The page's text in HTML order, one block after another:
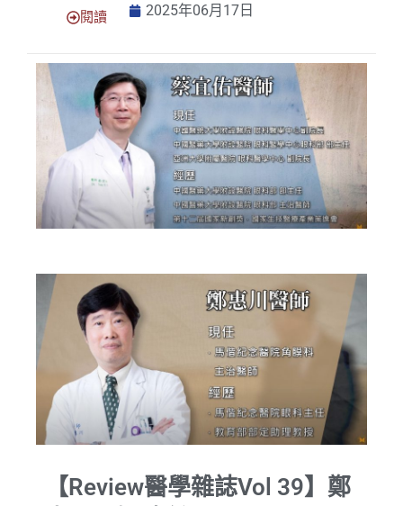
閱讀 2025年06月17日
【Review醫學雜誌Vol 39】鄭